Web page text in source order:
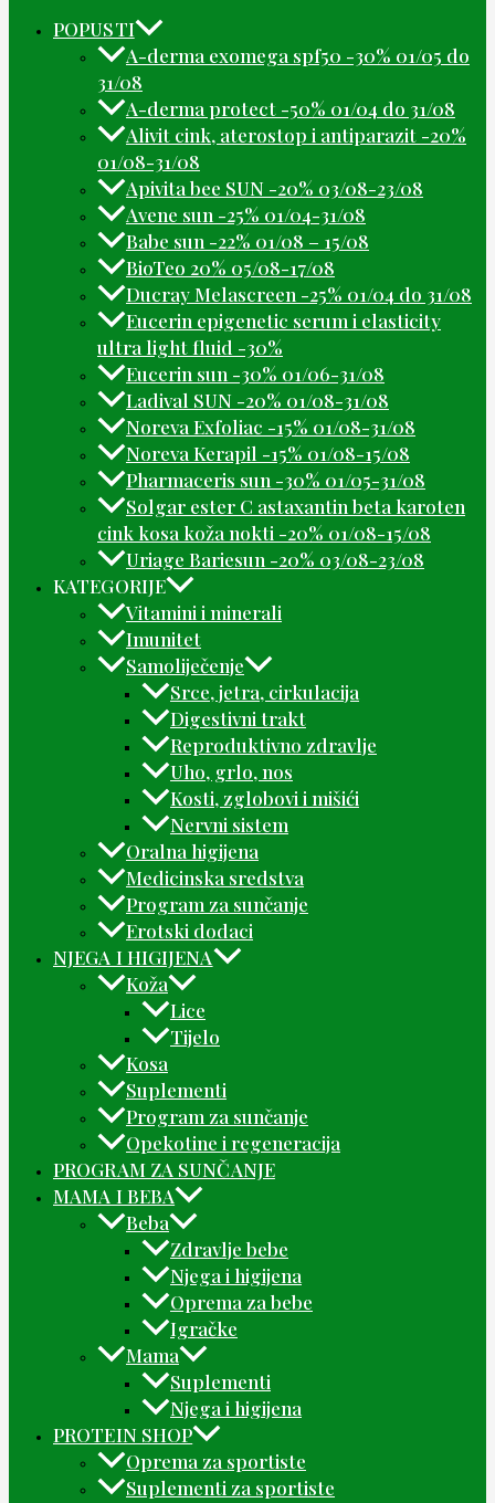
POPUSTI
A-derma exomega spf50 -30% 01/05 do
31/08
A-derma protect -50% 01/04 do 31/08
Alivit cink, aterostop i antiparazit -20%
01/08-31/08
Apivita bee SUN -20% 03/08-23/08
Avene sun -25% 01/04-31/08
Babe sun -22% 01/08 – 15/08
BioTeo 20% 05/08-17/08
Ducray Melascreen -25% 01/04 do 31/08
Eucerin epigenetic serum i elasticity
ultra light fluid -30%
Eucerin sun -30% 01/06-31/08
Ladival SUN -20% 01/08-31/08
Noreva Exfoliac -15% 01/08-31/08
Noreva Kerapil -15% 01/08-15/08
Pharmaceris sun -30% 01/05-31/08
Solgar ester C astaxantin beta karoten
cink kosa koža nokti -20% 01/08-15/08
Uriage Bariesun -20% 03/08-23/08
KATEGORIJE
Vitamini i minerali
Imunitet
Samoliječenje
Srce, jetra, cirkulacija
Digestivni trakt
Reproduktivno zdravlje
Uho, grlo, nos
Kosti, zglobovi i mišići
Nervni sistem
Oralna higijena
Medicinska sredstva
Program za sunčanje
Erotski dodaci
NJEGA I HIGIJENA
Koža
Lice
Tijelo
Kosa
Suplementi
Program za sunčanje
Opekotine i regeneracija
PROGRAM ZA SUNČANJE
MAMA I BEBA
Beba
Zdravlje bebe
Njega i higijena
Oprema za bebe
Igračke
Mama
Suplementi
Njega i higijena
PROTEIN SHOP
Oprema za sportiste
Suplementi za sportiste